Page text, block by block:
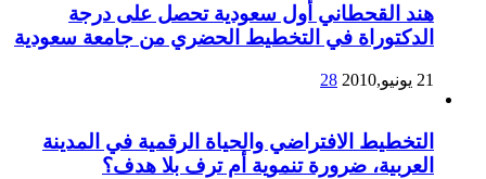
هند القحطاني أول سعودية تحصل على درجة
الدكتوراة في التخطيط الحضري من جامعة سعودية
21 يونيو,2010 28
التخطيط الافتراضي والحياة الرقمية في المدينة
العربية، ضرورة تنموية أم ترف بلا هدف؟